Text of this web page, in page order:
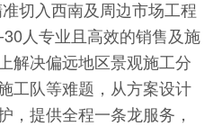
切入西南及周边市场工程
人专业且高效的销售及施
解决偏远地区景观施工分
工队等难题，从方案设计
，提供全程一条龙服务，